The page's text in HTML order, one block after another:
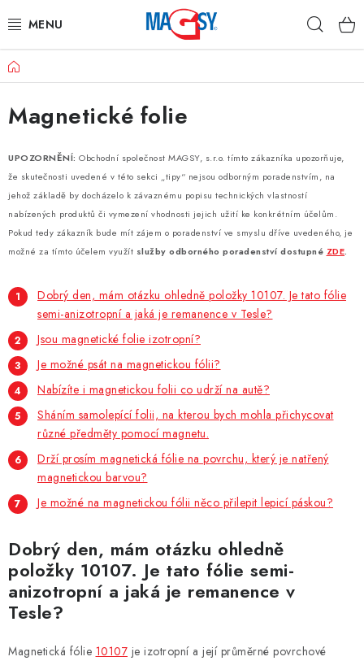
na
HLAVNÉ KATEGÓRIE
MAGNETICKÉ POMÔCKY
PRIEMYSELNÉ MAGNETY
OSTATNÉ MAGNETY
NEREZOVÉ MATERIÁLY
O nás
Kontakt
Odstúpenie od zmluvy
Domov
Magnetické folie
UPOZORNĚNÍ: Obchodní společnost MAGSY, s.r.o. tímto zákazníka upozorňuje,
že skutečnosti uvedené v této sekci „tipy“ nejsou odborným poradenstvím, na
jehož základě by docházelo k závaznému popisu technických vlastností
nabízených produktů či vymezení vhodnosti jejich užití ke konkrétním účelům.
Pokud tedy zákazník bude mít zájem o poradenství ve smyslu dříve uvedeného, je
možné za tímto účelem využít služby odborného poradenství dostupné ZDE.
Dobrý den, mám otázku ohledně položky 10107. Je tato fólie
semi-anizotropní a jaká je remanence v Tesle?
Jsou magnetické folie izotropní?
Je možné psát na magnetickou fólii?
Nabízíte i magnetickou folii co udrží na autě?
Sháním samolepící folii, na kterou bych mohla přichycovat
různé předměty pomocí magnetu.
Drží prosím magnetická fólie na povrchu, který je natřený
magnetickou barvou?
Je možné na magnetickou fólii něco přilepit lepicí páskou?
Dobrý den, mám otázku ohledně
položky 10107. Je tato fólie semi-
anizotropní a jaká je remanence v
Tesle?
Magnetická fólie 10107 je izotropní a její průměrné povrchové